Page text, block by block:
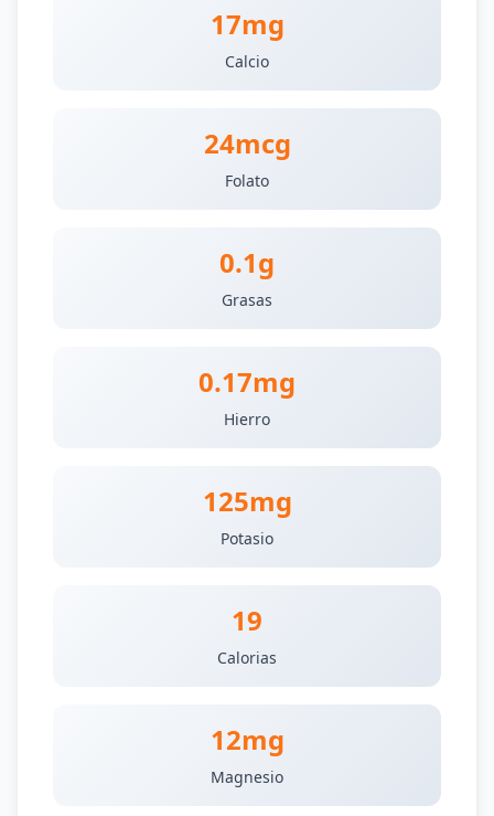
17mg
Calcio
24mcg
Folato
0.1g
Grasas
0.17mg
Hierro
125mg
Potasio
19
Calorias
12mg
Magnesio